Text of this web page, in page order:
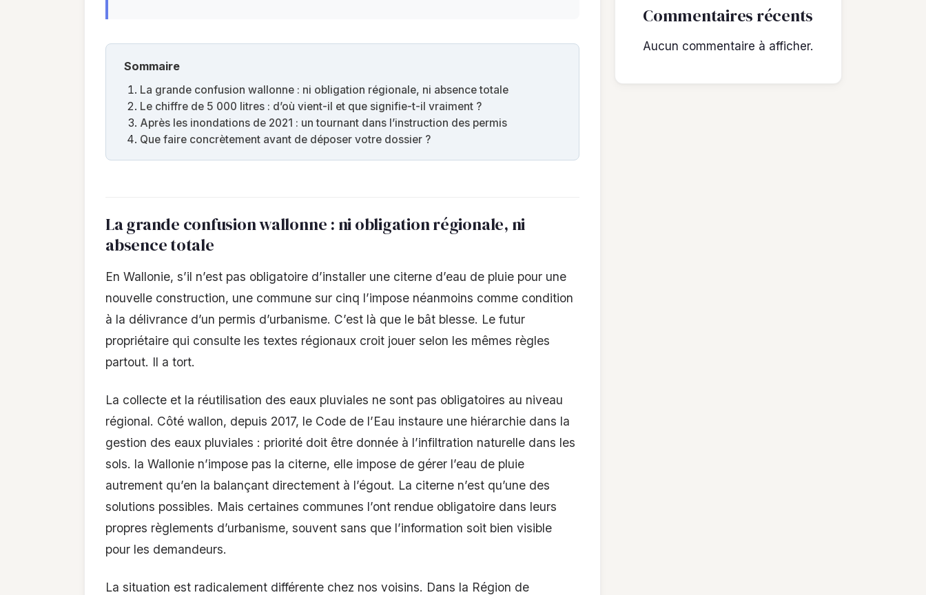
Sommaire
La grande confusion wallonne : ni obligation régionale, ni absence totale
Le chiffre de 5 000 litres : d’où vient-il et que signifie-t-il vraiment ?
Après les inondations de 2021 : un tournant dans l’instruction des permis
Que faire concrètement avant de déposer votre dossier ?
La grande confusion wallonne : ni obligation régionale, ni
absence totale
En Wallonie, s’il n’est pas obligatoire d’installer une citerne d’eau de pluie pour une
nouvelle construction, une commune sur cinq l’impose néanmoins comme condition
à la délivrance d’un permis d’urbanisme. C’est là que le bât blesse. Le futur
propriétaire qui consulte les textes régionaux croit jouer selon les mêmes règles
partout. Il a tort.
La collecte et la réutilisation des eaux pluviales ne sont pas obligatoires au niveau
régional. Côté wallon, depuis 2017, le Code de l’Eau instaure une hiérarchie dans la
gestion des eaux pluviales : priorité doit être donnée à l’infiltration naturelle dans les
sols. la Wallonie n’impose pas la citerne, elle impose de gérer l’eau de pluie
autrement qu’en la balançant directement à l’égout. La citerne n’est qu’une des
solutions possibles. Mais certaines communes l’ont rendue obligatoire dans leurs
propres règlements d’urbanisme, souvent sans que l’information soit bien visible
pour les demandeurs.
La situation est radicalement différente chez nos voisins. Dans la Région de
Commentaires récents
Aucun commentaire à afficher.